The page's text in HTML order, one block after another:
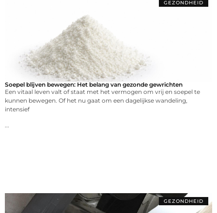
GEZONDHEID
Soepel blijven bewegen: Het belang van gezonde gewrichten
Een vitaal leven valt of staat met het vermogen om vrij en soepel te
kunnen bewegen. Of het nu gaat om een dagelijkse wandeling,
intensief
GEZONDHEID